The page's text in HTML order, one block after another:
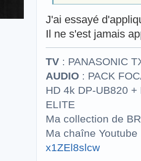
J'ai essayé
Il ne s'est jamais
TV : PANASONIC
AUDIO : PACK
HD 4k DP-UB820
ELITE
Ma collection de
Ma chaîne
x1ZEl8slcw